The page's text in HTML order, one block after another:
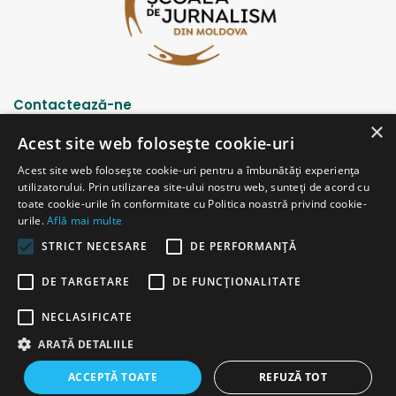
Contactează-ne
Strada Șciusev, 53
2012 Chișinău, Republica Moldova
tel: (+373 22) 213652, 227539
fax: (+373 22) 226681
Email: redactia@ijc.md
FacebookYouTubeInstagramTelegram
×
Acest site web folosește cookie-uri
Acest site web folosește cookie-uri pentru a îmbunătăți experiența
utilizatorului. Prin utilizarea site-ului nostru web, sunteți de acord cu
toate cookie-urile în conformitate cu Politica noastră privind cookie-
urile.Află mai multe
STRICT NECESARE
DE PERFORMANȚĂ
DE TARGETARE DE FUNCŢIONALITATE
NECLASIFICATE
ARATĂ DETALIILE
ACCEPTĂ TOATE REFUZĂ TOT